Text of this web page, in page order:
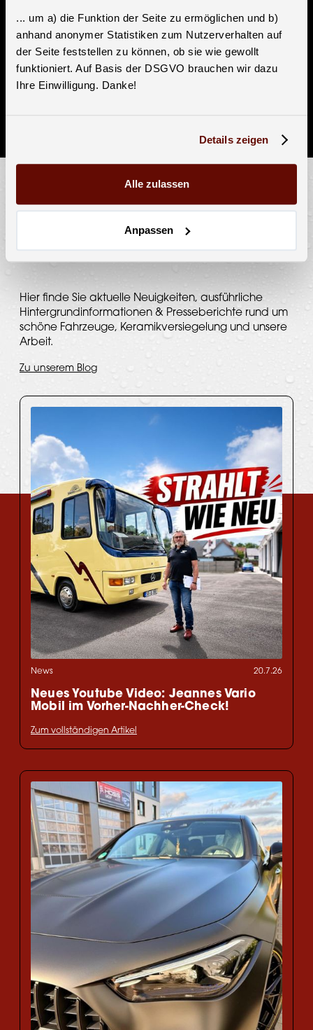
... um a) die Funktion der Seite zu ermöglichen und b)
anhand anonymer Statistiken zum Nutzerverhalten auf
der Seite feststellen zu können, ob sie wie gewollt
funktioniert. Auf Basis der DSGVO brauchen wir dazu
Ihre Einwilligung. Danke!
Details zeigen
Alle zulassen
Anpassen
Teile diese Seite:
BLOG
NEWS & HINTERGRÜNDE
Hier finde Sie aktuelle Neuigkeiten, ausführliche
Hintergrundinformationen & Presseberichte rund um
schöne Fahrzeuge, Keramikversiegelung und unsere
Arbeit.
Zu unserem Blog
News 20.7.26
Neues Youtube Video: Jeannes Vario
Mobil im Vorher-Nachher-Check!
Zum vollständigen Artikel